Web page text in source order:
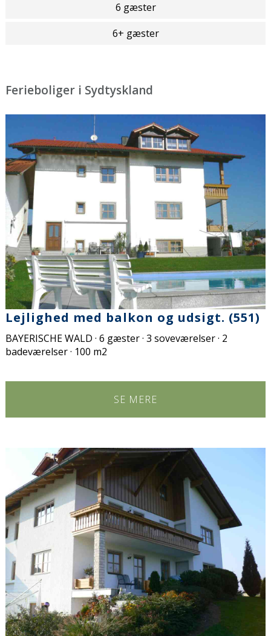
6 gæster
6+ gæster
Ferieboliger i Sydtyskland
Lejlighed med balkon og udsigt. (551)
BAYERISCHE WALD · 6 gæster · 3 soveværelser · 2
badeværelser · 100 m2
SE MERE